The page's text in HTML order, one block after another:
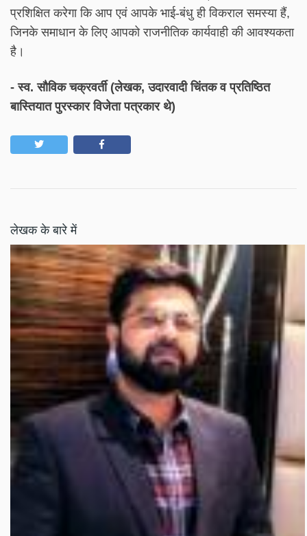
प्रशिक्षित करेगा कि आप एवं आपके भाई-बंधु ही विकराल समस्या हैं,
जिनके समाधान के लिए आपको राजनीतिक कार्यवाही की आवश्यकता
है।
- स्व. सौविक चक्रवर्ती (लेखक, उदारवादी चिंतक व प्रतिष्ठित
बास्तियात पुरस्कार विजेता पत्रकार थे)
लेखक के बारे में